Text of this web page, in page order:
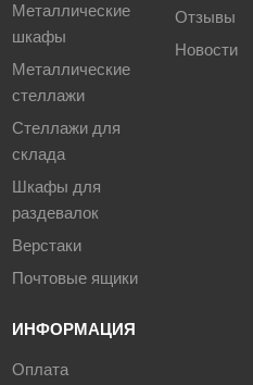
Металлические
шкафы
Металлические
стеллажи
Стеллажи для
склада
Шкафы для
раздевалок
Верстаки
Почтовые ящики
Отзывы
Новости
ИНФОРМАЦИЯ
Оплата